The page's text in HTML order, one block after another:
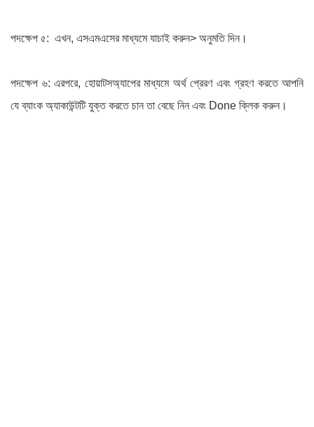
পদক্ষেপ ৫: এখন, এসএমএসের মাধ্যমে যাচাই করুন> অনুমতি দিন।
পদক্ষেপ ৬: এরপরে, হোয়াটসঅ্যাপের মাধ্যমে অর্থ প্রেরণ এবং গ্রহণ করতে আপনি
যে ব্যাংক অ্যাকাউন্টটি যুক্ত করতে চান তা বেছে নিন এবং Done ক্লিক করুন।